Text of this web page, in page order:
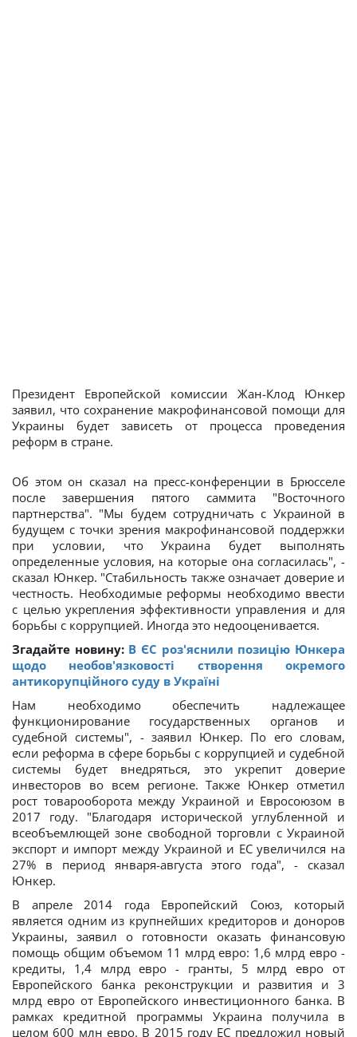
Президент Европейской комиссии Жан-Клод Юнкер
заявил, что сохранение макрофинансовой помощи для
Украины будет зависеть от процесса проведения
реформ в стране.
Об этом он сказал на пресс-конференции в Брюсселе
после завершения пятого саммита "Восточного
партнерства". "Мы будем сотрудничать с Украиной в
будущем с точки зрения макрофинансовой поддержки
при условии, что Украина будет выполнять
определенные условия, на которые она согласилась", -
сказал Юнкер. "Стабильность также означает доверие и
честность. Необходимые реформы необходимо ввести
с целью укрепления эффективности управления и для
борьбы с коррупцией. Иногда это недооценивается.
Згадайте новину: В ЄС роз'яснили позицію Юнкера
щодо необов'язковості створення окремого
антикорупційного суду в Україні
Нам необходимо обеспечить надлежащее
функционирование государственных органов и
судебной системы", - заявил Юнкер. По его словам,
если реформа в сфере борьбы с коррупцией и судебной
системы будет внедряться, это укрепит доверие
инвесторов во всем регионе. Также Юнкер отметил
рост товарооборота между Украиной и Евросоюзом в
2017 году. "Благодаря исторической углубленной и
всеобъемлющей зоне свободной торговли с Украиной
экспорт и импорт между Украиной и ЕС увеличился на
27% в период января-августа этого года", - сказал
Юнкер.
В апреле 2014 года Европейский Союз, который
является одним из крупнейших кредиторов и доноров
Украины, заявил о готовности оказать финансовую
помощь общим объемом 11 млрд евро: 1,6 млрд евро -
кредиты, 1,4 млрд евро - гранты, 5 млрд евро от
Европейского банка реконструкции и развития и 3
млрд евро от Европейского инвестиционного банка. В
рамках кредитной программы Украина получила в
целом 600 млн евро. В 2015 году ЕС предложил новый